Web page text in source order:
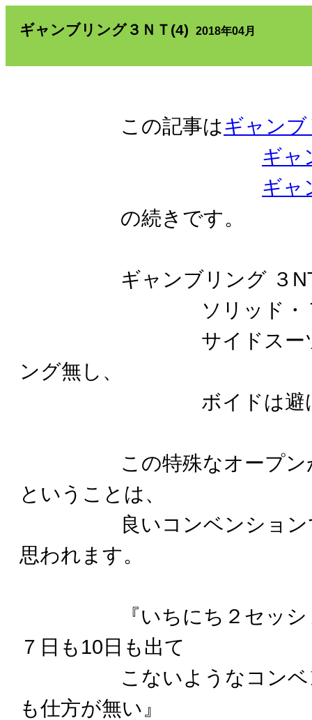
ギャンブリング３ＮＴ(4) 2018年04月
この記事はギャン
ギャ
ギャ
の続きです。
ギャンブリング ３NT
ソリッド・７～８
サイドスーツにエ
ング無し、
ボイドは避け
この特殊なオープンが
ということは、
良いコンベンションで
思われます。
『いちにち２セッショ
７日も10日も出て
こないようなコンベン
も仕方が無い』